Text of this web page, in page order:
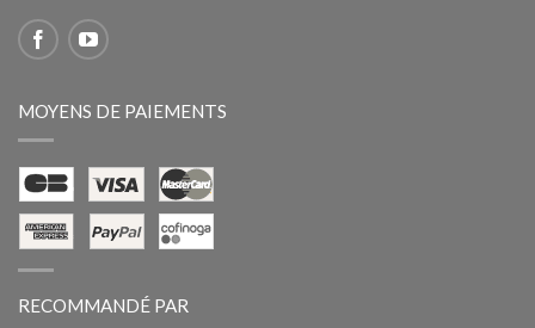
MOYENS DE PAIEMENTS
RECOMMANDÉ PAR